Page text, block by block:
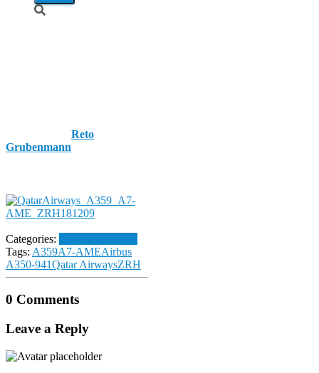
Reto
Grubenmann
Categories:
Tags: A359A7-AMEAirbus
A350-941Qatar AirwaysZRH
0 Comments
Leave a Reply